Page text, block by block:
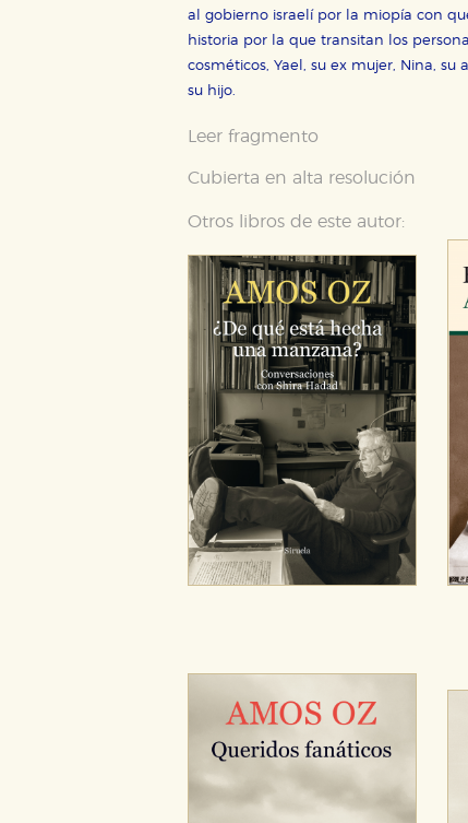
al gobierno israelí por la miopía con
historia por la que transitan los
cosméticos, Yael, su ex mujer, Nina,
su hijo.
Leer fragmento
Cubierta en alta resolución
Otros libros de este autor: